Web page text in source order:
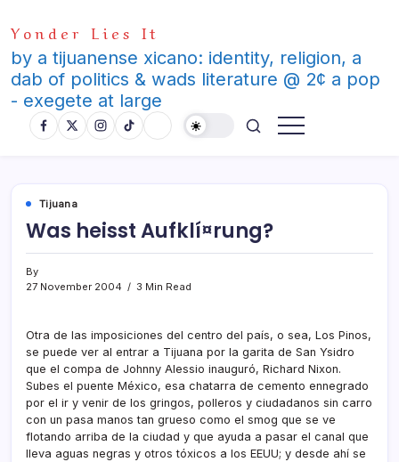
to
content
Yonder Lies It
by a tijuanense xicano: identity, religion, a
dab of politics & wads literature @ 2¢ a pop
- exegete at large
Tijuana
Was heisst Aufklí¤rung?
By
27 November 2004
3 Min Read
Otra de las imposiciones del centro del paí­s, o sea, Los Pinos,
se puede ver al entrar a Tijuana por la garita de San Ysidro
que el compa de Johnny Alessio inauguró, Richard Nixon.
Subes el puente México, esa chatarra de cemento ennegrado
por el ir y venir de los gringos, polleros y ciudadanos sin carro
con un pasa manos tan grueso como el smog que se ve
flotando arriba de la ciudad y que ayuda a pasar el canal que
lleva aguas negras y otros tóxicos a los EEUU; y desde ahí­ se